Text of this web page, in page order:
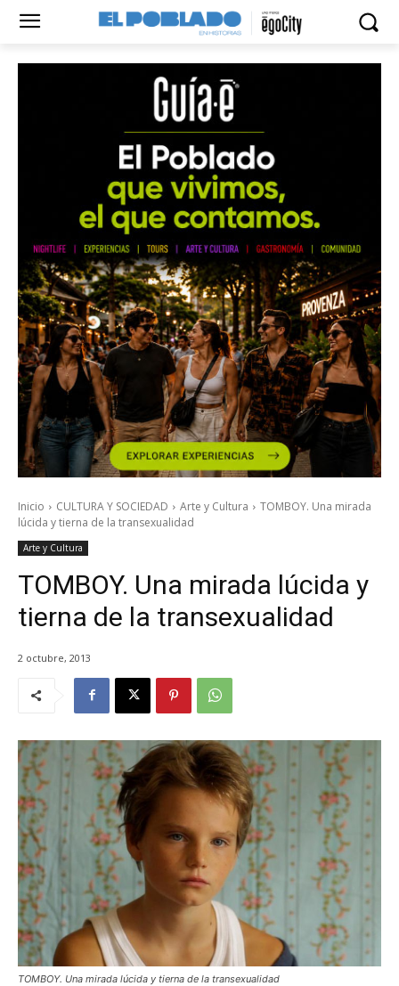
Inicio CULTURA Y SOCIEDAD Arte y Cultura
TOMBOY. Una mirada
lúcida y tierna de la transexualidad
Arte y Cultura
TOMBOY. Una mirada lúcida y
tierna de la transexualidad
2 octubre, 2013
TOMBOY. Una mirada lúcida y tierna de la transexualidad